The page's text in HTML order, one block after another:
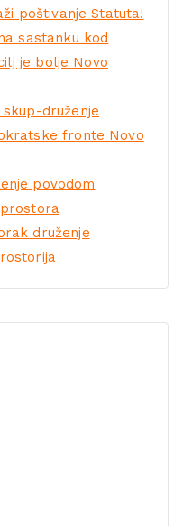
poštivanje Statuta!
sastanku kod
je bolje Novo
druženje
fronte Novo
povodom
druženje